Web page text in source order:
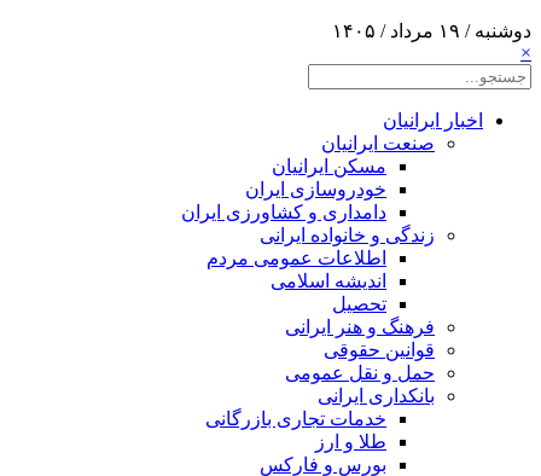
دوشنبه / ۱۹ مرداد / ۱۴۰۵
×
اخبار ایرانیان
صنعت ایرانیان
مسکن ایرانیان
خودروسازی ایران
دامداری و کشاورزی ایران
زندگی و خانواده ایرانی
اطلاعات عمومی مردم
اندیشه اسلامی
تحصیل
فرهنگ و هنر ایرانی
قوانین حقوقی
حمل و نقل عمومی
بانکداری ایرانی
خدمات تجاری بازرگانی
طلا و ارز
بورس و فارکس